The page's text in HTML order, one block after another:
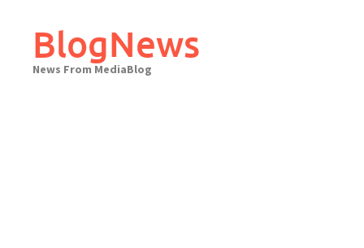
contentBlogNews
News From MediaBlog